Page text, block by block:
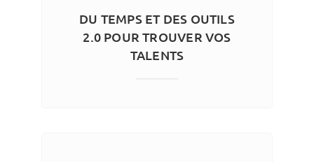
DU TEMPS ET DES OUTILS
2.0 POUR TROUVER VOS
TALENTS